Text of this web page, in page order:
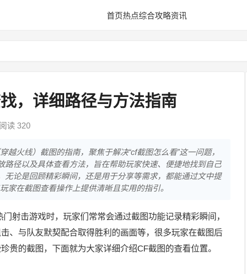
首页热点综合攻略资讯
，详细路径与方法指南
阅读 320
越火线）截图的指南，聚焦于解决“cf截图怎么看”这一问题，
路径以及具体查看方法，旨在帮助玩家快速、便捷地找到自己
无论是回顾精彩瞬间，还是用于分享等需求，都能通过文中提
家在截图查看操作上提供清晰且实用的指引。
射击游戏时，玩家们常常会通过截图功能记录精彩瞬间，
、与队友默契配合取得胜利的画面等，很多玩家在截图后
贵的截图，下面就为大家详细介绍CF截图的查看位置。